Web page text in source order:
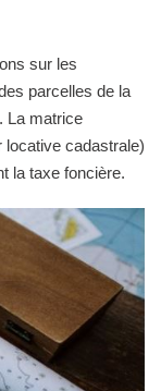
sur les
parcelles de la
La matrice
locative cadastrale)
la taxe foncière.